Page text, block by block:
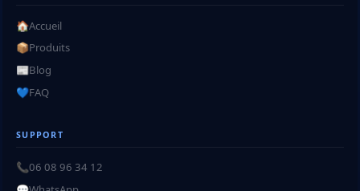
🏠Accueil
📦Produits
📰Blog
💙FAQ
SUPPORT
📞06 08 96 34 12